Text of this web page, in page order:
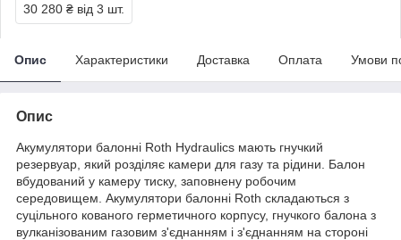
30 280 ₴ від 3 шт.
Опис Характеристики Доставка Оплата Умови
Опис
Акумулятори балонні Roth Hydraulics мають гнучкий
резервуар, який розділяє камери для газу та рідини. Балон
вбудований у камеру тиску, заповнену робочим
середовищем. Акумулятори балонні Roth складаються з
суцільного кованого герметичного корпусу, гнучкого балона з
вулканізованим газовим з'єднанням і з'єднанням на стороні